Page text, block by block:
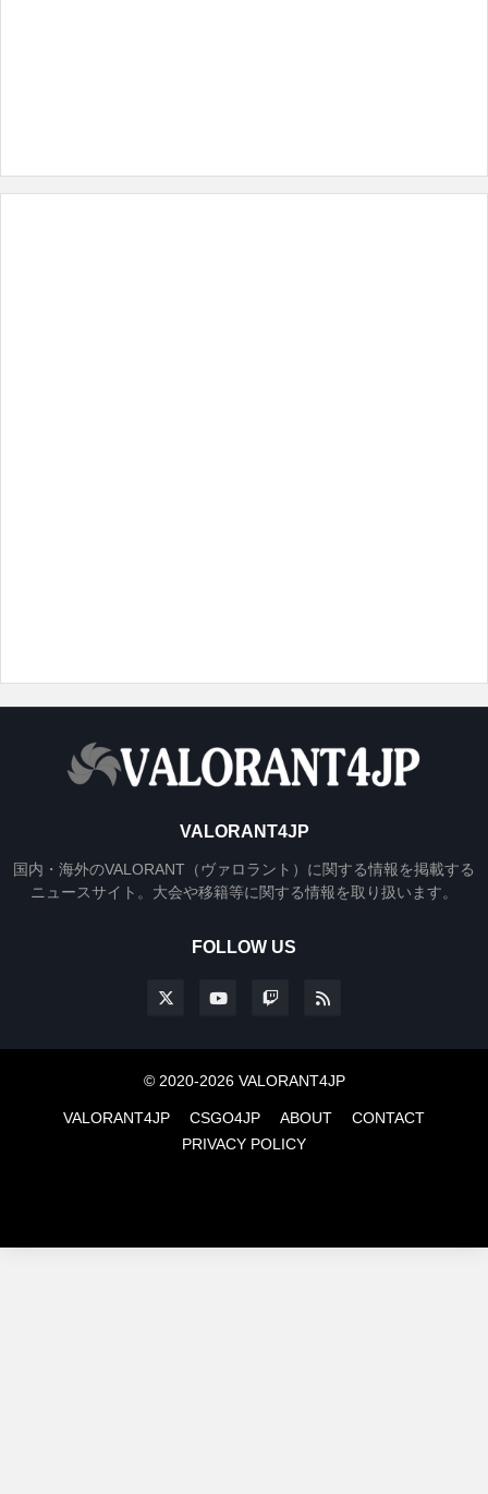
VALORANT4JP
国内・海外のVALORANT（ヴァロラント）に関する情報を掲載する
ニュースサイト。大会や移籍等に関する情報を取り扱います。
FOLLOW US
© 2020-2026 VALORANT4JP
VALORANT4JP CSGO4JP ABOUT
CONTACT
PRIVACY POLICY